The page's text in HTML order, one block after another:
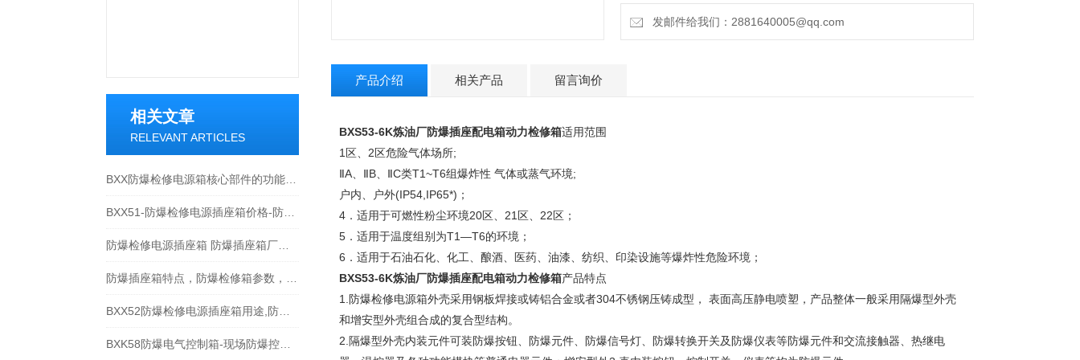
相关文章
RELEVANT ARTICLES
炸性危险环境；
发邮件给我们：2881640005@qq.com
产品介绍 相关产品 留言询价
BXS53-6K炼油厂防爆插座配电箱动力检修箱适用范围
1区、2区危险气体场所;
ⅡA、ⅡB、ⅡC类T1~T6组爆炸性 气体或蒸气环境;
户内、户外(IP54,IP65*)；
4．适用于可燃性粉尘环境20区、21区、22区；
5．适用于温度组别为T1—T6的环境；
6．适用于石油石化、化工、酿酒、医药、油漆、纺织、印染设施等爆炸性危险环境；
BXS53-6K炼油厂防爆插座配电箱动力检修箱产品特点
1.防爆检修电源箱外壳采用钢板焊接或铸铝合金或者304不锈钢压铸成型， 表面高压静电喷塑，产品整体一般采用隔爆型外壳
和增安型外壳组合成的复合型结构。
2.隔爆型外壳内装元件可装防爆按钮、防爆元件、防爆信号灯、防爆转换开关及防爆仪表等防爆元件和交流接触器、热继电